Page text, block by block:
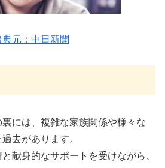
典元：中日新聞
裏には、複雑な家族関係や様々な
去があります。
献身的なサポートを受けながら、